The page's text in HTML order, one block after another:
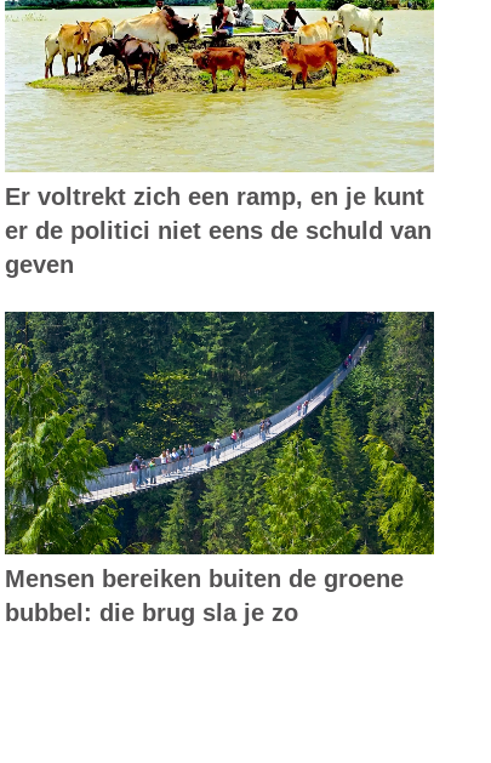
Er voltrekt zich een ramp, en je kunt
er de politici niet eens de schuld van
geven
Mensen bereiken buiten de groene
bubbel: die brug sla je zo